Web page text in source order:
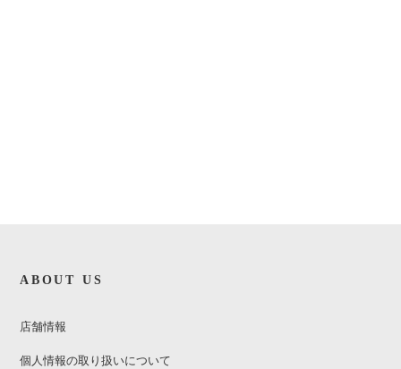
ABOUT US
店舗情報
個人情報の取り扱いについて